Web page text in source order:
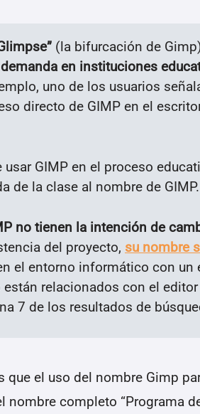
(la bifurcación de
en instituciones
uno de los usuarios
directo de GIMP en el
GIMP en el proceso
de la clase al nombre de GIMP.
no tienen la intención de
del proyecto, su nombre
el entorno informático con un
relacionados con el
7 de los resultados de
que el uso del nombre Gimp
nombre completo “Programa